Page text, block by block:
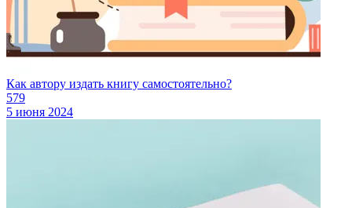
Как автору издать книгу самостоятельно?
579
5 июня 2024